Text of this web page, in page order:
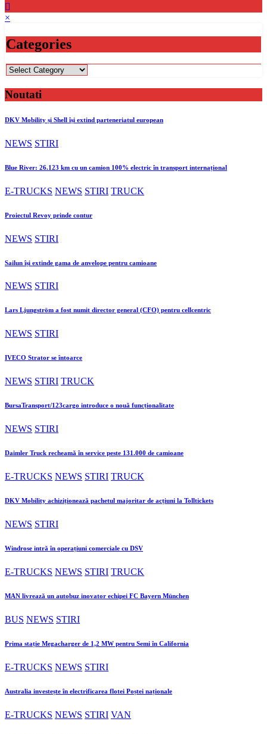
×
Categories
Categories
Noutati
DKV Mobility și Shell își extind parteneriatul european
NEWS STIRI
Blue River: 26.123 km cu un camion 100% electric în transport internațional
E-TRUCKS NEWS STIRI TRUCK
Proiectul Revoy prinde contur
NEWS STIRI
Sailun își extinde gama de anvelope pentru camioane
NEWS STIRI
Lars Ljungström a fost numit director general (CFO) pentru cellcentric
NEWS STIRI
IVECO Strator se întoarce
NEWS STIRI TRUCK
BursaTransport/123cargo introduce o nouă funcționalitate
NEWS STIRI
Daimler Truck recheamă în service peste 131.000 de camioane
E-TRUCKS NEWS STIRI TRUCK
DKV Mobility achiziționează pachetul majoritar de acțiuni la Tolltickets
NEWS STIRI
Windrose intră în operațiuni comerciale cu DSV
E-TRUCKS NEWS STIRI TRUCK
MAN livrează un autobuz inovator echipei FC Bayern München
BUS NEWS STIRI
Prima stație Megacharger de 1,2 MW pentru Semi în California
E-TRUCKS NEWS STIRI
Australia investește în electrificarea flotei Poștei naționale
E-TRUCKS NEWS STIRI VAN